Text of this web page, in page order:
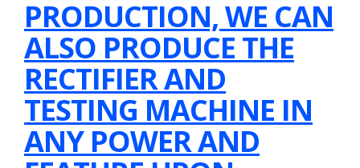
PRODUCTION, WE CAN
ALSO PRODUCE THE
RECTIFIER AND
TESTING MACHINE IN
ANY POWER AND